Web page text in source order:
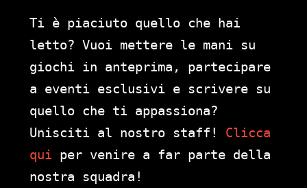
Ti è piaciuto quello che hai
letto? Vuoi mettere le mani su
giochi in anteprima, partecipare
a eventi esclusivi e scrivere su
quello che ti appassiona?
Unisciti al nostro staff! Clicca
qui per venire a far parte della
nostra squadra!